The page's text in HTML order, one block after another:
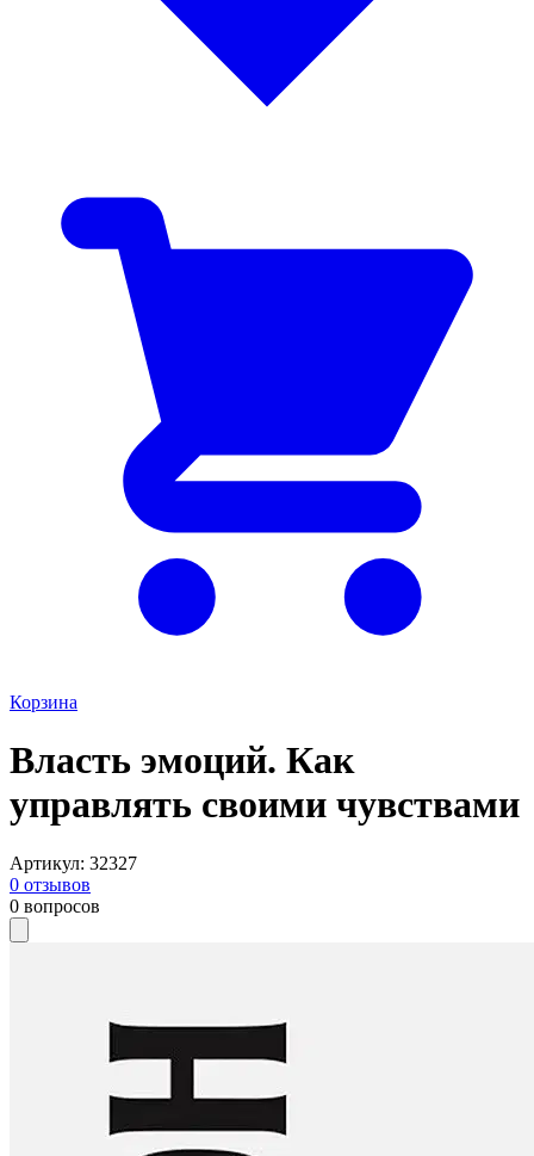
Корзина
Власть эмоций. Как
управлять своими чувствами
Артикул: 32327
0 отзывов
0 вопросов